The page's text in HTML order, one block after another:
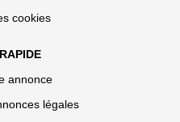
cookies
annonce
légales